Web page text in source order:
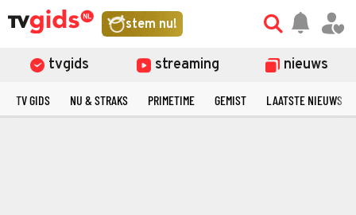
stem nu!
tvgids streaming nieuws
TV GIDS NU & STRAKS PRIMETIME GEMIST LAATSTE NIEUWS